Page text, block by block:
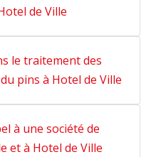
de Ville
le traitement des
pins à Hotel de Ville
à une société de
et à Hotel de Ville